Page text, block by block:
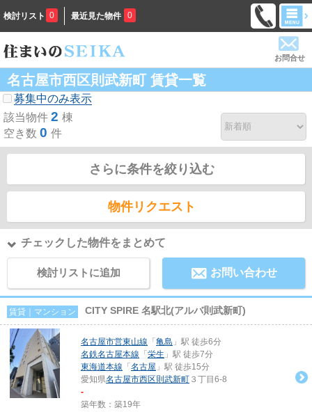
検討リスト 0 最近見た物件 0
お問合せ
名古屋市西区則武新町 賃貸一覧
募集中のみ表示
該当物件 2 棟
空き数 0 件
さらに条件を絞り込む
物件リクエスト
チェックした物件をまとめて
検討リストに追加 お問い合わせ
賃貸｜マンション CITY SPIRE 名駅北(アルバ則武新町)
名古屋市営東山線 「 亀島 」駅 徒歩6分
名鉄名古屋本線 「 栄生 」駅 徒歩7分
東海道本線 「 名古屋 」駅 徒歩15分
愛知県名古屋市西区則武新町 ３丁目6-8
-
築年数：築19年